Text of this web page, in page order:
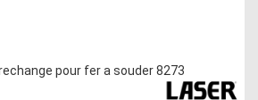
pour fer a souder 8273